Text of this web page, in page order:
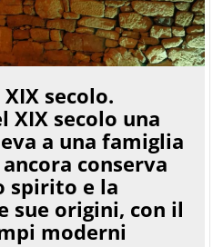
secolo.
XIX secolo una
a una famiglia
conserva
spirito e la
sue origini, con il
moderni